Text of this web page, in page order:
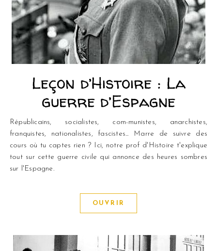
Leçon d’Histoire : La
guerre d’Espagne
Républicains, socialistes, com-munistes, anarchistes,
franquistes, nationalistes, fascistes... Marre de suivre des
cours où tu captes rien ? Ici, notre prof d'Histoire t'explique
tout sur cette guerre civile qui annonce des heures sombres
sur l'Espagne.
OUVRIR